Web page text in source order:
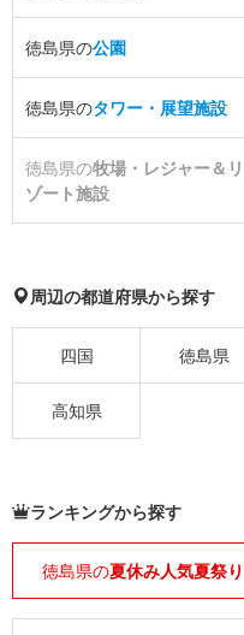
徳島県の公園
徳島県のタワー・展望施設
徳島県の牧場・レジャー＆リ
ゾート施設
周辺の都道府県から探す
四国 徳島県
高知県
ランキングから探す
徳島県の夏休み人気夏祭り